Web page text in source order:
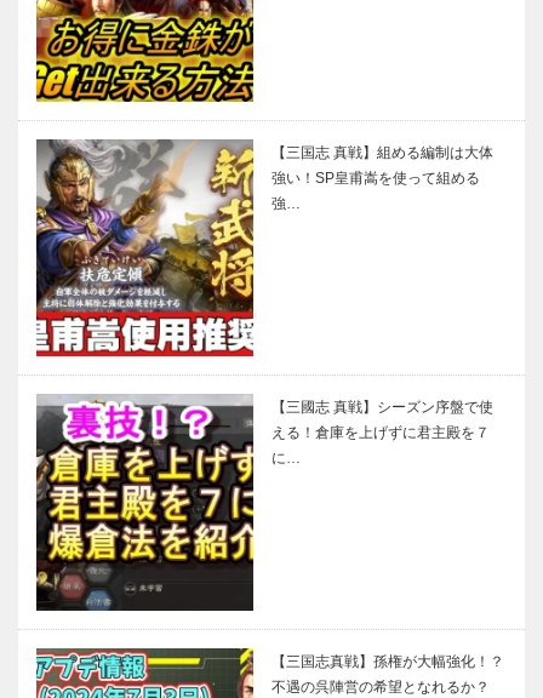
【三国志 真戦】組める編制は大体
強い！SP皇甫嵩を使って組める
強…
【三國志 真戦】シーズン序盤で使
える！倉庫を上げずに君主殿を７
に…
【三国志真戦】孫権が大幅強化！？
不遇の呉陣営の希望となれるか？